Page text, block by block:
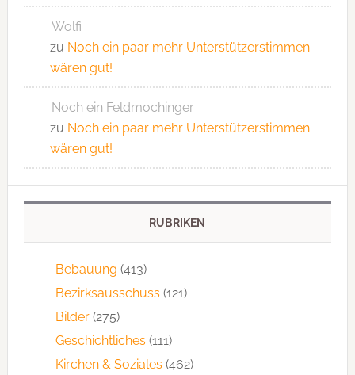
Wolfi
zu Noch ein paar mehr Unterstützerstimmen
wären gut!
Noch ein Feldmochinger
zu Noch ein paar mehr Unterstützerstimmen
wären gut!
RUBRIKEN
Bebauung (413)
Bezirksausschuss (121)
Bilder(275)
Geschichtliches (111)
Kirchen & Soziales (462)